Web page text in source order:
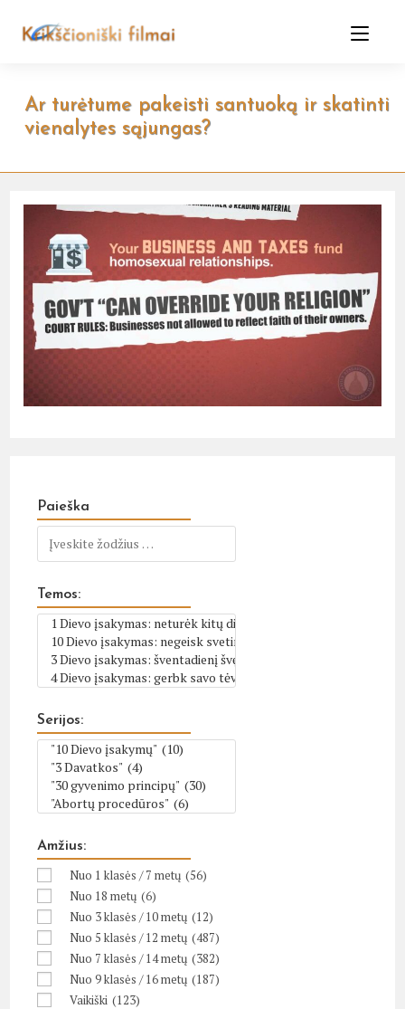
Ar turėtume pakeisti santuoką ir skatinti
vienalytes sąjungas?
Paieška
Temos:
Serijos:
Amžius:
Nuo 1 klasės / 7 metų (56)
Nuo 18 metų (6)
Nuo 3 klasės / 10 metų (12)
Nuo 5 klasės / 12 metų (487)
Nuo 7 klasės / 14 metų (382)
Nuo 9 klasės / 16 metų (187)
Vaikiški (123)